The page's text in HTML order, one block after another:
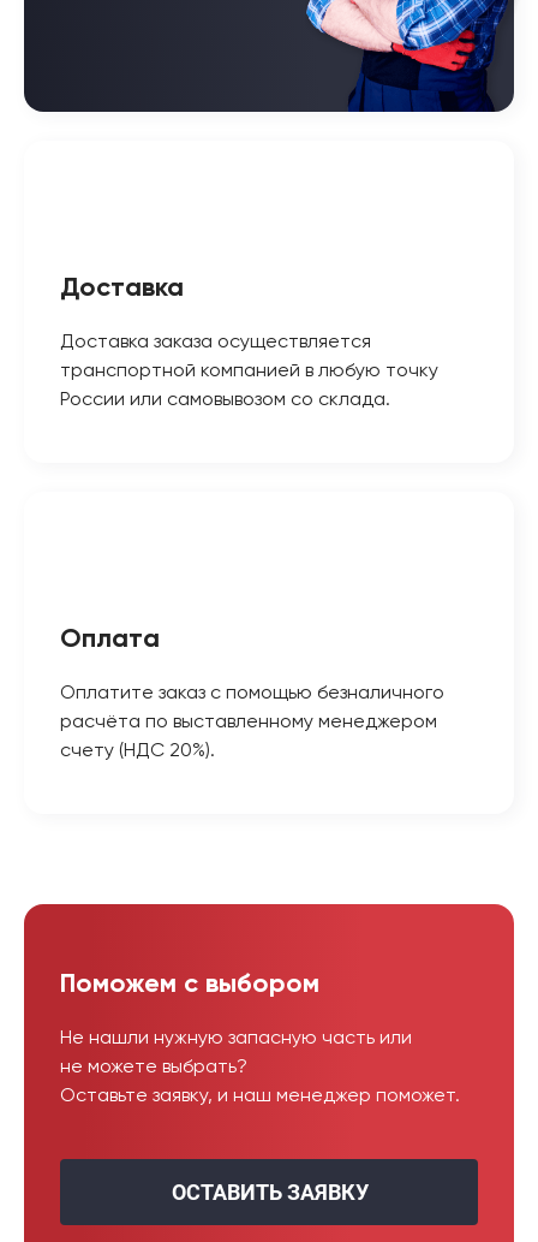
Доставка
Доставка заказа осуществляется
транспортной компанией в любую точку
России или самовывозом со склада.
Оплата
Оплатите заказ с помощью безналичного
расчёта по выставленному менеджером
счету (НДС 20%).
Поможем с выбором
Не нашли нужную запасную часть или
не можете выбрать?
Оставьте заявку, и наш менеджер поможет.
ОСТАВИТЬ ЗАЯВКУ